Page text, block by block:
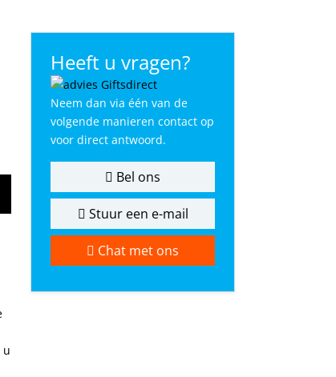
u
Heeft u vragen?
Neem dan via één van de
volgende manieren contact op
voor direct antwoord.
Bel ons
Stuur een e-mail
Chat met ons